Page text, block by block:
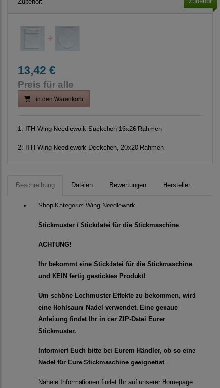
Zubehör:
13,42 €
Preis für alle
in den Warenkorb
1: ITH Wing Needlework Säckchen 16x26 Rahmen
2: ITH Wing Needlework Deckchen, 20x20 Rahmen
Beschreibung Dateien Bewertungen Hersteller
Shop-Kategorie: Wing Needlework
Stickmuster / Stickdatei für die Stickmaschine
ACHTUNG!
Ihr bekommt eine Stickdatei für die Stickmaschine
und KEIN fertig gesticktes Produkt!
Um schöne Lochmuster Effekte zu bekommen, wird
eine Hohlsaum Nadel verwendet. Eine genaue
Anleitung findet Ihr in der ZIP-Datei Eurer
Stickmuster.
Informiert Euch bitte bei Eurem Händler, ob so eine
Nadel für Eure Stickmaschine geeignetist.
Nähere Informationen findet Ihr auf unserer Homepage